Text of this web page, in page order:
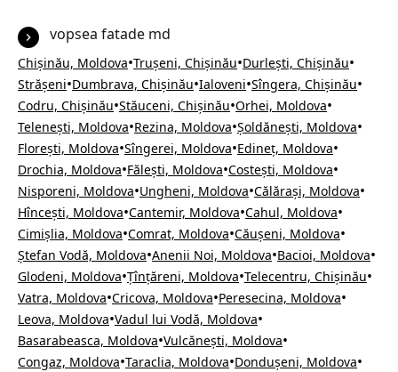
vopsea fatade md
Chișinău, Moldova•Trușeni, Chișinău•Durlești, Chișinău•
Strășeni•Dumbrava, Chișinău•Ialoveni•Sîngera, Chișinău•
Codru, Chișinău•Stăuceni, Chișinău•Orhei, Moldova•
Telenești, Moldova•Rezina, Moldova•Șoldănești, Moldova•
Florești, Moldova•Sîngerei, Moldova•Edineț, Moldova•
Drochia, Moldova•Fălești, Moldova•Costești, Moldova•
Nisporeni, Moldova•Ungheni, Moldova•Călărași, Moldova•
Hîncești, Moldova•Cantemir, Moldova•Cahul, Moldova•
Cimișlia, Moldova•Comrat, Moldova•Căușeni, Moldova•
Ștefan Vodă, Moldova•Anenii Noi, Moldova•Bacioi, Moldova•
Glodeni, Moldova•Țînțăreni, Moldova•Telecentru, Chișinău•
Vatra, Moldova•Cricova, Moldova•Peresecina, Moldova•
Leova, Moldova•Vadul lui Vodă, Moldova•
Basarabeasca, Moldova•Vulcănești, Moldova•
Congaz, Moldova•Taraclia, Moldova•Dondușeni, Moldova•